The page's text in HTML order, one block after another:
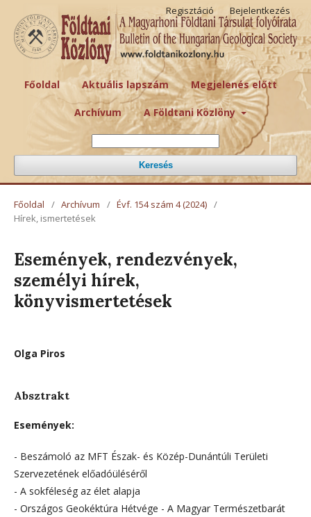
Főoldal Aktuális lapszám Megjelenés előtt
Archívum A Földtani Közlöny
Keresés
Regisztáció Bejelentkezés
Főoldal / Archívum / Évf. 154 szám 4 (2024) /
Hírek, ismertetések
Események, rendezvények,
személyi hírek,
könyvismertetések
Olga Piros
Absztrakt
Események:
- Beszámoló az MFT Észak- és Közép-Dunántúli Területi
Szervezetének előadóüléséről
- A sokféleség az élet alapja
- Országos Geokéktúra Hétvége - A Magyar Természetbarát